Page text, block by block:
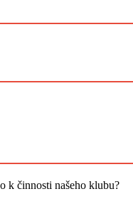
k činnosti našeho klubu?